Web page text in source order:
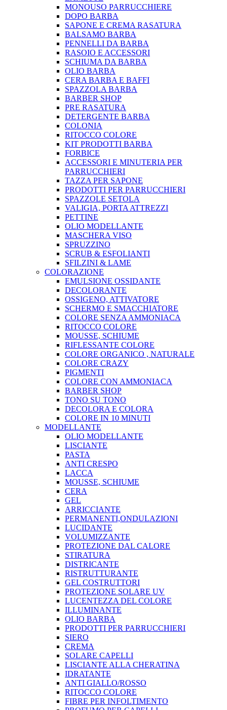
MONOUSO PARRUCCHIERE
DOPO BARBA
SAPONE E CREMA RASATURA
BALSAMO BARBA
PENNELLI DA BARBA
RASOIO E ACCESSORI
SCHIUMA DA BARBA
OLIO BARBA
CERA BARBA E BAFFI
SPAZZOLA BARBA
BARBER SHOP
PRE RASATURA
DETERGENTE BARBA
COLONIA
RITOCCO COLORE
KIT PRODOTTI BARBA
FORBICE
ACCESSORI E MINUTERIA PER
PARRUCCHIERI
TAZZA PER SAPONE
PRODOTTI PER PARRUCCHIERI
SPAZZOLE SETOLA
VALIGIA, PORTA ATTREZZI
PETTINE
OLIO MODELLANTE
MASCHERA VISO
SPRUZZINO
SCRUB & ESFOLIANTI
SFILZINI & LAME
COLORAZIONE
EMULSIONE OSSIDANTE
DECOLORANTE
OSSIGENO, ATTIVATORE
SCHERMO E SMACCHIATORE
COLORE SENZA AMMONIACA
RITOCCO COLORE
MOUSSE, SCHIUME
RIFLESSANTE COLORE
COLORE ORGANICO , NATURALE
COLORE CRAZY
PIGMENTI
COLORE CON AMMONIACA
BARBER SHOP
TONO SU TONO
DECOLORA E COLORA
COLORE IN 10 MINUTI
MODELLANTE
OLIO MODELLANTE
LISCIANTE
PASTA
ANTI CRESPO
LACCA
MOUSSE, SCHIUME
CERA
GEL
ARRICCIANTE
PERMANENTI,ONDULAZIONI
LUCIDANTE
VOLUMIZZANTE
PROTEZIONE DAL CALORE
STIRATURA
DISTRICANTE
RISTRUTTURANTE
GEL COSTRUTTORI
PROTEZIONE SOLARE UV
LUCENTEZZA DEL COLORE
ILLUMINANTE
OLIO BARBA
PRODOTTI PER PARRUCCHIERI
SIERO
CREMA
SOLARE CAPELLI
LISCIANTE ALLA CHERATINA
IDRATANTE
ANTI GIALLO/ROSSO
RITOCCO COLORE
FIBRE PER INFOLTIMENTO